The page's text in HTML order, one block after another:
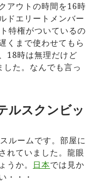
アウトの時間を16時
ドエリートメンバー
特権がついているの
くまで使わせてもら
18時は無理だけど
た。なんでも言っ
ルスクンビッ
ルームです。部屋に
れていました。龍眼
うか。 日本では見か
・・・